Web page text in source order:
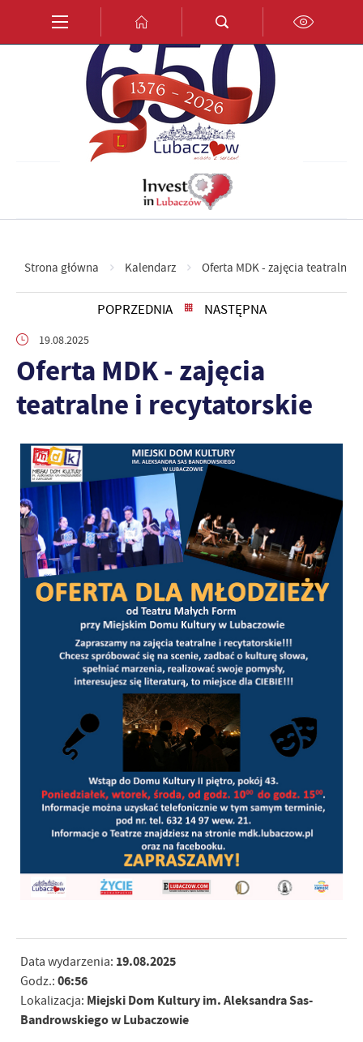
Przejdź do wyszukiwarki.
Przejdź do ustawień wielkości czcionki.
Włącz wersję kontrastową strony.
Strona główna Kalendarz Oferta MDK - zajęcia teatralne
POPRZEDNIA NASTĘPNA
19.08.2025
Oferta MDK - zajęcia
teatralne i recytatorskie
Data wydarzenia: 19.08.2025
Godz.: 06:56
Lokalizacja: Miejski Dom Kultury im. Aleksandra Sas-
Bandrowskiego w Lubaczowie